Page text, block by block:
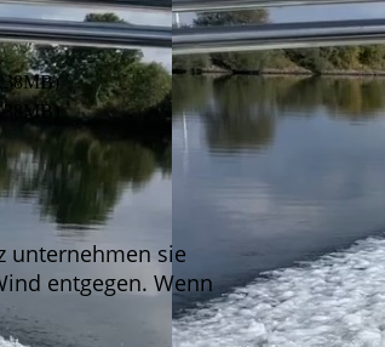
unternehmen sie
entgegen. Wenn